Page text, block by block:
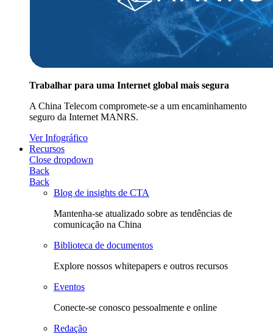
Trabalhar para uma Internet global mais segura
A China Telecom compromete-se a um encaminhamento
seguro da Internet MANRS.
Ver Infográfico
Recursos
Close dropdown
Back
Back
Blog de insights de CTA
Mantenha-se atualizado sobre as tendências de
comunicação na China
Biblioteca de documentos
Explore nossos whitepapers e outros recursos
Eventos
Conecte-se conosco pessoalmente e online
Redação